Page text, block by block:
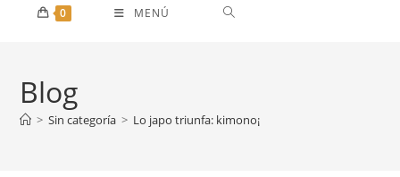
0 MENÚ
Blog
> Sin categoría > Lo japo triunfa: kimono¡